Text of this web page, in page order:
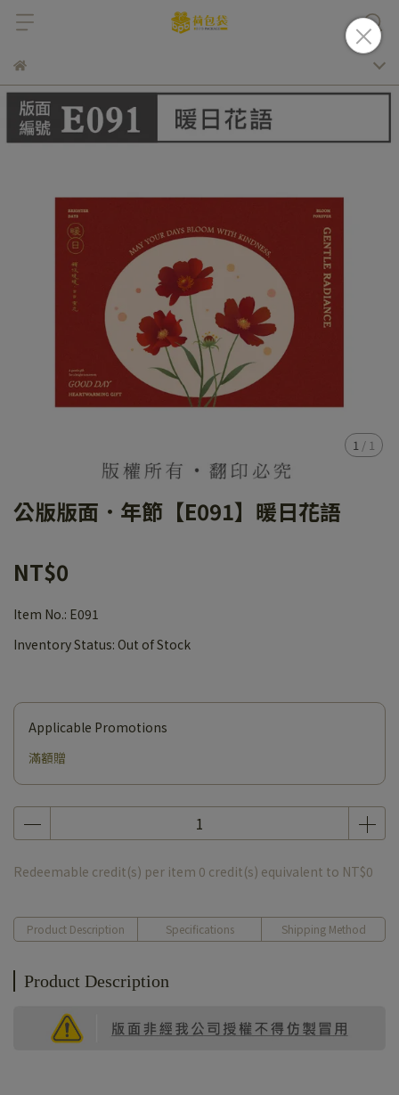
1 / 1
公版版面．年節【E091】暖日花語
NT$0
Item No.: E091
Inventory Status: Out of Stock
Applicable Promotions
滿額贈
Redeemable credit(s) per item 0 credit(s) equivalent to NT$0
Product Description Specifications Shipping Method
Product Description